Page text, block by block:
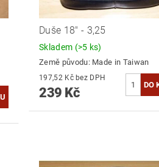
Duše 18" - 3,25
Skladem (>5 ks)
Země původu: Made in Taiwan
197,52 Kč bez DPH
239 Kč